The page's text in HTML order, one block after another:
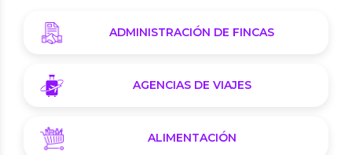
ADMINISTRACIÓN DE FINCAS
AGENCIAS DE VIAJES
ALIMENTACIÓN